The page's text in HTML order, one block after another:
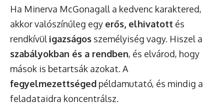
Ha Minerva McGonagall a kedvenc karaktered,
akkor valószínűleg egy erős, elhivatott és
rendkívül igazságos személyiség vagy. Hiszel a
szabályokban és a rendben, és elvárod, hogy
mások is betartsák azokat. A
fegyelmezettséged példamutató, és mindig a
feladataidra koncentrálsz.